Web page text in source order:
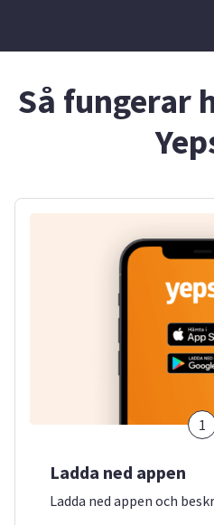
Så fungerar
1
Ladda ned appen
Ladda ned appen och